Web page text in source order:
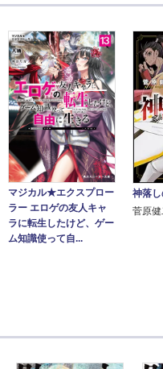
マジカル★エクスプロー
ラー エロゲの友人キャ
ラに転生したけど、ゲー
ム知識使って自...
神落
菅原健